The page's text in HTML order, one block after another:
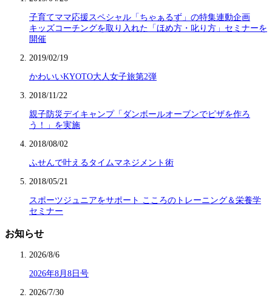
子育てママ応援スペシャル「ちゃぁるず」の特集連動企画
キッズコーチングを取り入れた「ほめ方・叱り方」セミナーを
開催
2019/02/19
かわいいKYOTO大人女子旅第2弾
2018/11/22
親子防災デイキャンプ「ダンボールオーブンでピザを作ろ
う！」を実施
2018/08/02
ふせんで叶えるタイムマネジメント術
2018/05/21
スポーツジュニアをサポート こころのトレーニング＆栄養学
セミナー
お知らせ
2026/8/6
2026年8月8日号
2026/7/30